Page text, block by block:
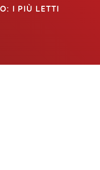
I PIÙ LETTI